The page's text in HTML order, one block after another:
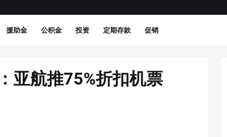
援助金 公积金 投资 定期存款 促销
亚航推75%折扣机票